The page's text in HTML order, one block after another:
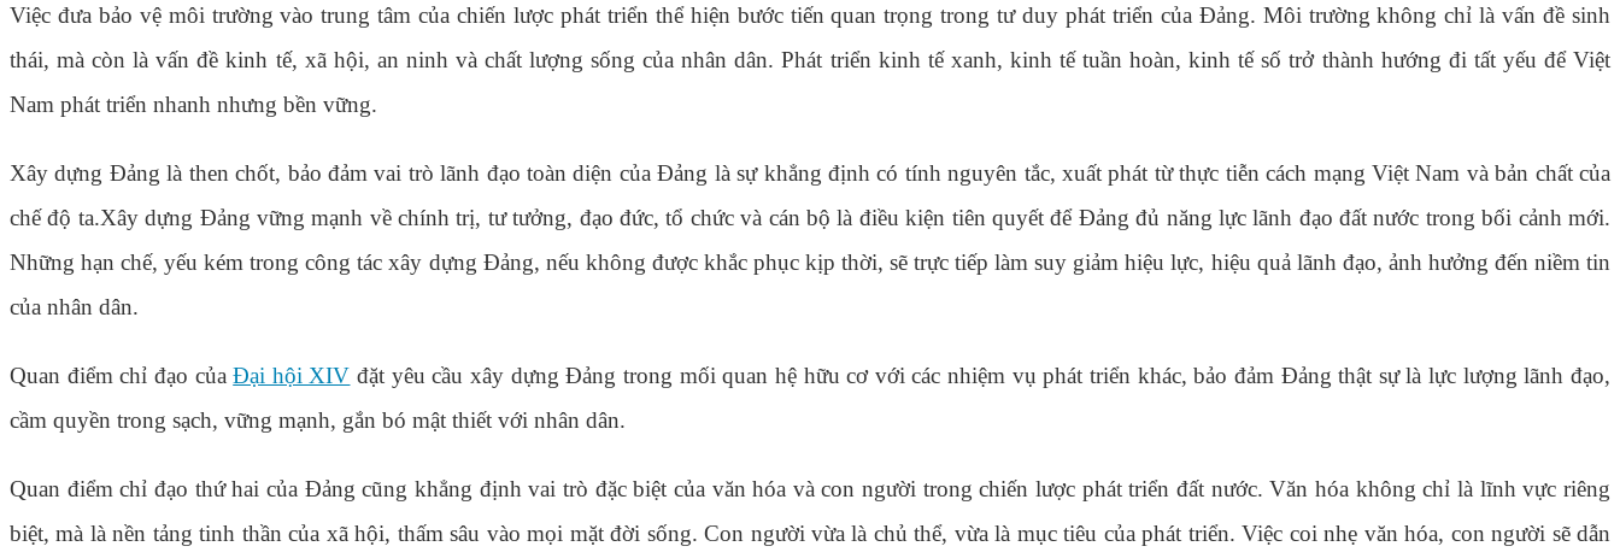
Việc đưa bảo vệ môi trường vào trung tâm của chiến lược phát triển thể hiện bước tiến quan trọng trong tư duy phát triển của Đảng. Môi trường không chỉ là vấn đề sinh
thái, mà còn là vấn đề kinh tế, xã hội, an ninh và chất lượng sống của nhân dân. Phát triển kinh tế xanh, kinh tế tuần hoàn, kinh tế số trở thành hướng đi tất yếu để Việt
Nam phát triển nhanh nhưng bền vững.
Xây dựng Đảng là then chốt, bảo đảm vai trò lãnh đạo toàn diện của Đảng là sự khẳng định có tính nguyên tắc, xuất phát từ thực tiễn cách mạng Việt Nam và bản chất của
chế độ ta.Xây dựng Đảng vững mạnh về chính trị, tư tưởng, đạo đức, tổ chức và cán bộ là điều kiện tiên quyết để Đảng đủ năng lực lãnh đạo đất nước trong bối cảnh mới.
Những hạn chế, yếu kém trong công tác xây dựng Đảng, nếu không được khắc phục kịp thời, sẽ trực tiếp làm suy giảm hiệu lực, hiệu quả lãnh đạo, ảnh hưởng đến niềm tin
của nhân dân.
Quan điểm chỉ đạo củaĐại hội XIV đặt yêu cầu xây dựng Đảng trong mối quan hệ hữu cơ với các nhiệm vụ phát triển khác, bảo đảm Đảng thật sự là lực lượng lãnh đạo,
cầm quyền trong sạch, vững mạnh, gắn bó mật thiết với nhân dân.
Quan điểm chỉ đạo thứ hai của Đảng cũng khẳng định vai trò đặc biệt của văn hóa và con người trong chiến lược phát triển đất nước. Văn hóa không chỉ là lĩnh vực riêng
biệt, mà là nền tảng tinh thần của xã hội, thấm sâu vào mọi mặt đời sống. Con người vừa là chủ thể, vừa là mục tiêu của phát triển. Việc coi nhẹ văn hóa, con người sẽ dẫn